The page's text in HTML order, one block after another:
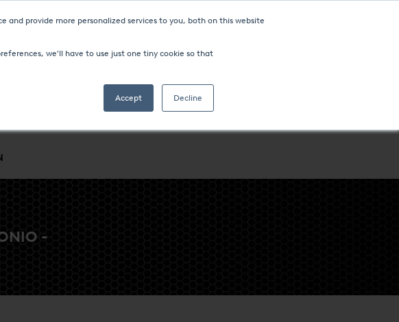
and provide more personalized services to you, both on this website
we'll have to use just one tiny cookie so that
Accept Decline
-